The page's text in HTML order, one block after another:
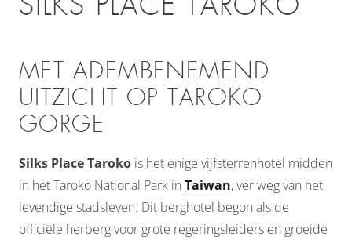
MET ADEMBENEMEND
UITZICHT OP TAROKO
GORGE
Silks Place Taroko is het enige vijfsterrenhotel midden
in het Taroko National Park in Taiwan, ver weg van het
levendige stadsleven. Dit berghotel begon als de
officiële herberg voor grote regeringsleiders en groeide